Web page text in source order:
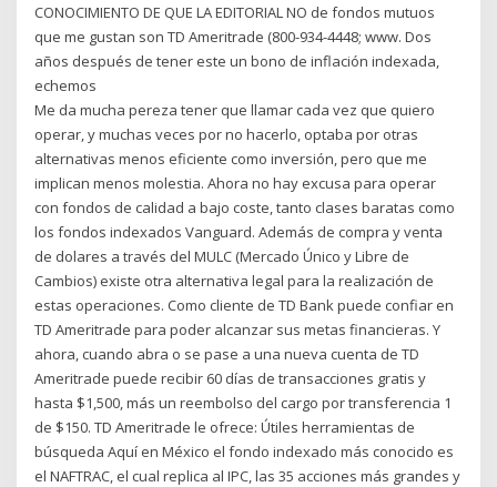
CONOCIMIENTO DE QUE LA EDITORIAL NO de fondos mutuos
que me gustan son TD Ameritrade (800-934-4448; www. Dos
años después de tener este un bono de inflación indexada,
echemos
Me da mucha pereza tener que llamar cada vez que quiero
operar, y muchas veces por no hacerlo, optaba por otras
alternativas menos eficiente como inversión, pero que me
implican menos molestia. Ahora no hay excusa para operar
con fondos de calidad a bajo coste, tanto clases baratas como
los fondos indexados Vanguard. Además de compra y venta
de dolares a través del MULC (Mercado Único y Libre de
Cambios) existe otra alternativa legal para la realización de
estas operaciones. Como cliente de TD Bank puede confiar en
TD Ameritrade para poder alcanzar sus metas financieras. Y
ahora, cuando abra o se pase a una nueva cuenta de TD
Ameritrade puede recibir 60 días de transacciones gratis y
hasta $1,500, más un reembolso del cargo por transferencia 1
de $150. TD Ameritrade le ofrece: Útiles herramientas de
búsqueda Aquí en México el fondo indexado más conocido es
el NAFTRAC, el cual replica al IPC, las 35 acciones más grandes y